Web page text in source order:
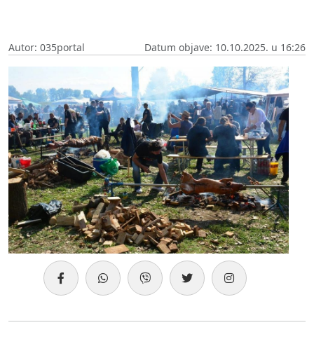
Autor: 035portal Datum objave: 10.10.2025. u 16:26